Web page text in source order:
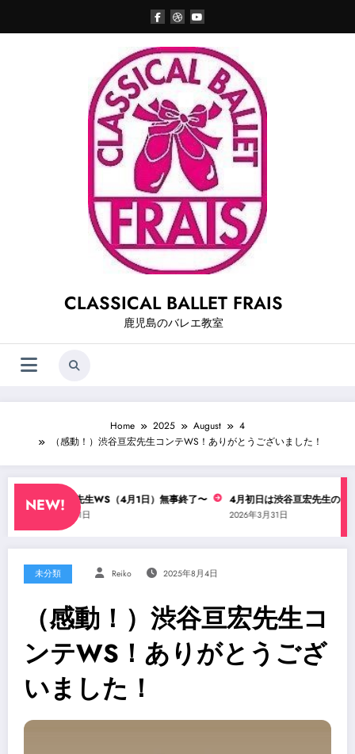
content
CLASSICAL BALLET FRAIS
鹿児島のバレエ教室
Home 2025 August
4
（感動！）渋谷亘宏先生コンテWS！ありがとうございました！
NEW!
渋谷亘宏先生WS（4月1日）無事終了〜
2026年4月1日
4月初日は渋谷亘宏先生のコンテ
2026年3月31日
未分類 Reiko 2025年8月4日
（感動！）渋谷亘宏先生コ
ンテWS！ありがとうござ
いました！